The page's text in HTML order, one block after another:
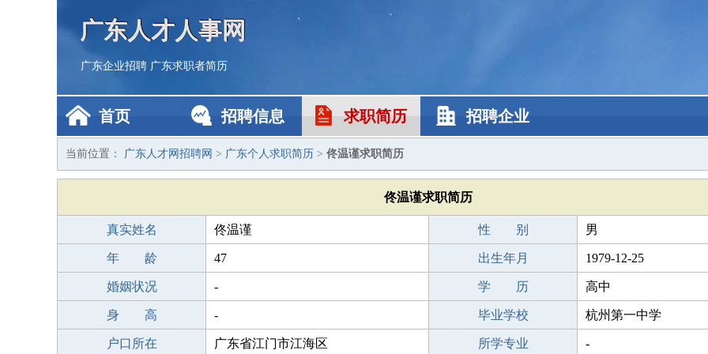
广东人才人事网
广东企业招聘 广东求职者简历
首页 招聘信息 求职简历 招聘企业
当前位置： 广东人才网招聘网 > 广东个人求职简历 > 佟温谨求职简历
佟温谨求职简历
真实姓名 佟温谨 性 别 男
年 龄 47 出生年月 1979-12-25
婚姻状况 - 学 历 高中
身 高 - 毕业学校 杭州第一中学
户口所在 广东省江门市江海区 所学专业 -